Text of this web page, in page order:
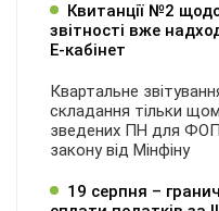
Квитанції №2
звітності вже
Е-кабінет
Квартальне
складання тільки
зведених ПН для
закону від Мінфіну
19 серпня –